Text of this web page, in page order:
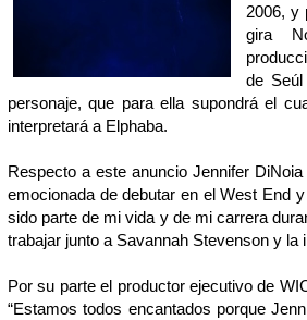
2006, y
gira
de
personaje, que para ella supondrá el
interpretará a Elphaba.
Respecto a este anuncio Jennifer
emocionada de debutar en el West End
sido parte de mi vida y de mi carrera
trabajar junto a Savannah Stevenson y la
Por su parte el productor ejecutivo de
“Estamos todos encantados porque